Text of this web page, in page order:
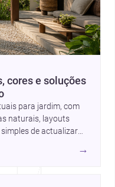
cores e soluções
para jardim, com
naturais, layouts
de actualizar
→